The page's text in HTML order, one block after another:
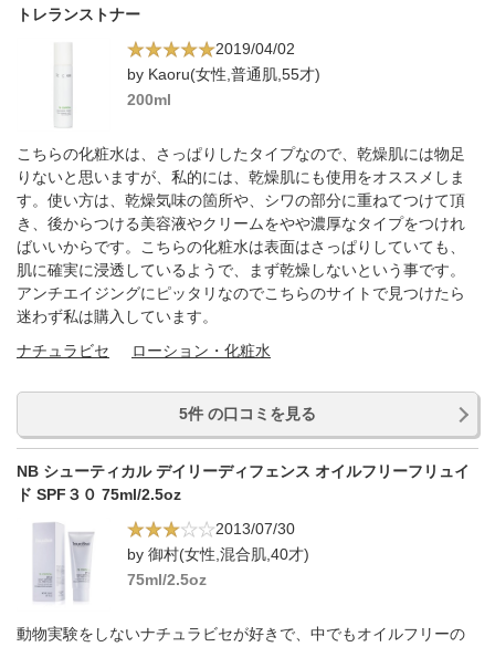
トレランストナー
2019/04/02
by Kaoru(女性,普通肌,55才)
200ml
こちらの化粧水は、さっぱりしたタイプなので、乾燥肌には物足
りないと思いますが、私的には、乾燥肌にも使用をオススメしま
す。使い方は、乾燥気味の箇所や、シワの部分に重ねてつけて頂
き、後からつける美容液やクリームをやや濃厚なタイプをつけれ
ばいいからです。こちらの化粧水は表面はさっぱりしていても、
肌に確実に浸透しているようで、まず乾燥しないという事です。
アンチエイジングにピッタリなのでこちらのサイトで見つけたら
迷わず私は購入しています。
ナチュラビセ
ローション・化粧水
5件 の口コミを見る
NB シューティカル デイリーディフェンス オイルフリーフリュイ
ド SPF３０ 75ml/2.5oz
2013/07/30
by 御村(女性,混合肌,40才)
75ml/2.5oz
動物実験をしないナチュラビセが好きで、中でもオイルフリーの